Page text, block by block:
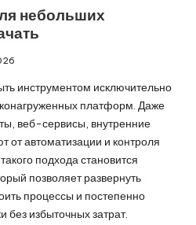
небольших
инструментом исключительно
платформ. Даже
веб-сервисы, внутренние
от автоматизации и контроля
подхода становится
позволяет развернуть
процессы и постепенно
без избыточных затрат.